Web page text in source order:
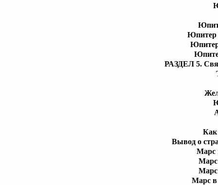
Юпитер
Юпитер
РАЗДЕЛ 5.
Как
Вывод о
Марс
Марс в